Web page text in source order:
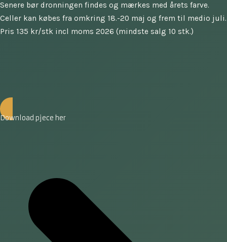
Senere bør dronningen findes og mærkes med årets farve.
Celler kan købes fra omkring 18.-20 maj og frem til medio juli.
Pris 135 kr/stk incl moms 2026 (mindste salg 10 stk.)
Download pjece her